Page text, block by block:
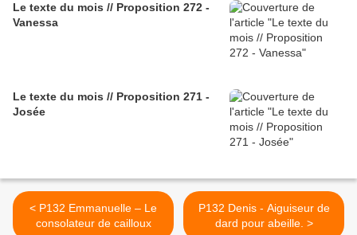
Le texte du mois // Proposition 272 -
Vanessa
Le texte du mois // Proposition 271 -
Josée
< P132 Emmanuelle – Le
consolateur de cailloux
P132 Denis - Aiguiseur de
dard pour abeille. >